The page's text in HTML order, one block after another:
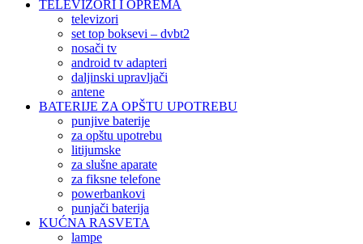
TELEVIZORI I OPREMA
televizori
set top boksevi – dvbt2
nosači tv
android tv adapteri
daljinski upravljači
antene
BATERIJE ZA OPŠTU UPOTREBU
punjive baterije
za opštu upotrebu
litijumske
za slušne aparate
za fiksne telefone
powerbankovi
punjači baterija
KUĆNA RASVETA
lampe